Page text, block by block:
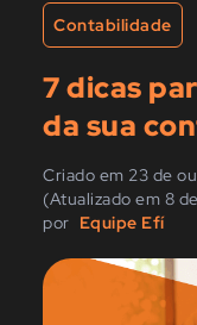
Contabilidade
7 dicas
da sua
Criado em 23 de
(Atualizado em 8
por Equipe Efí